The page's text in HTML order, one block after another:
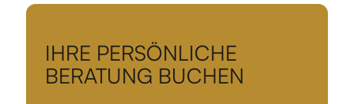
IHRE PERSÖNLICHE
BERATUNG BUCHEN